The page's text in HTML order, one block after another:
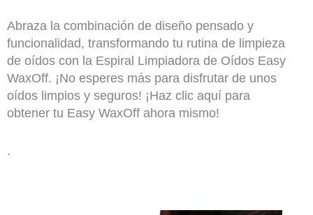
Abraza la combinación de diseño pensado y
funcionalidad, transformando tu rutina de limpieza
de oídos con la Espiral Limpiadora de Oídos Easy
WaxOff. ¡No esperes más para disfrutar de unos
oídos limpios y seguros! ¡Haz clic aquí para
obtener tu Easy WaxOff ahora mismo!
.